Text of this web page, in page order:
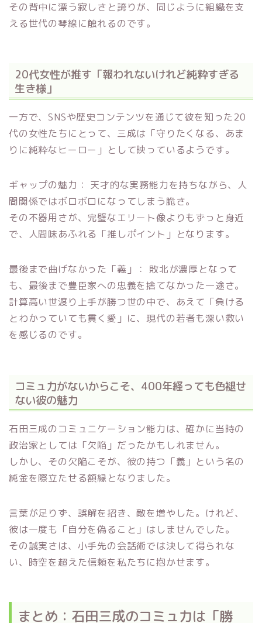
その背中に漂う寂しさと誇りが、同じように組織を支
える世代の琴線に触れるのです。
20代女性が推す「報われないけれど純粋すぎる
生き様」
一方で、SNSや歴史コンテンツを通じて彼を知った20
代の女性たちにとって、三成は「守りたくなる、あま
りに純粋なヒーロー」として映っているようです。
ギャップの魅力： 天才的な実務能力を持ちながら、人
間関係ではボロボロになってしまう脆さ。
その不器用さが、完璧なエリート像よりもずっと身近
で、人間味あふれる「推しポイント」となります。
最後まで曲げなかった「義」： 敗北が濃厚となって
も、最後まで豊臣家への忠義を捨てなかった一途さ。
計算高い世渡り上手が勝つ世の中で、あえて「負ける
とわかっていても貫く愛」に、現代の若者も深い救い
を感じるのです。
コミュ力がないからこそ、400年経っても色褪せ
ない彼の魅力
石田三成のコミュニケーション能力は、確かに当時の
政治家としては「欠陥」だったかもしれません。
しかし、その欠陥こそが、彼の持つ「義」という名の
純金を際立たせる額縁となりました。
言葉が足りず、誤解を招き、敵を増やした。けれど、
彼は一度も「自分を偽ること」はしませんでした。
その誠実さは、小手先の会話術では決して得られな
い、時空を超えた信頼を私たちに抱かせます。
まとめ：石田三成のコミュ力は「勝